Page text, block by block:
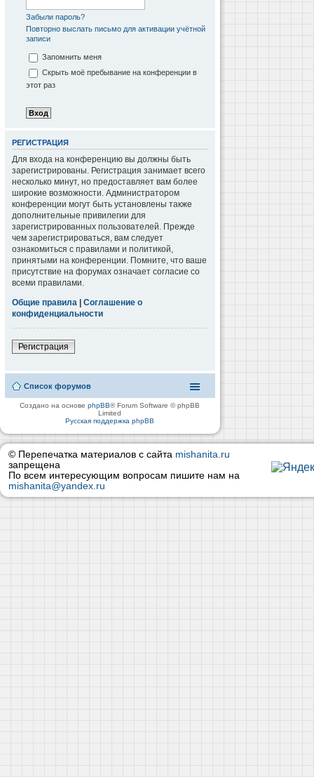
Забыли пароль?
Повторно выслать письмо для активации учётной
записи
Запомнить меня
Скрыть моё пребывание на конференции в
этот раз
РЕГИСТРАЦИЯ
Для входа на конференцию вы должны быть
зарегистрированы. Регистрация занимает всего
несколько минут, но предоставляет вам более
широкие возможности. Администратором
конференции могут быть установлены также
дополнительные привилегии для
зарегистрированных пользователей. Прежде
чем зарегистрироваться, вам следует
ознакомиться с правилами и политикой,
принятыми на конференции. Помните, что ваше
присутствие на форумах означает согласие со
всеми правилами.
Общие правила | Соглашение о
конфиденциальности
Регистрация
Список форумов
Создано на основеphpBB® Forum Software © phpBB
Limited
Русская поддержка phpBB
© Перепечатка материалов с сайта mishanita.ru
запрещена
По всем интересующим вопросам пишите нам на
mishanita@yandex.ru